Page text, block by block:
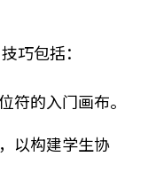
巧包括：
符的入门画布。
以构建学生协